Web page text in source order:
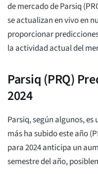
de mercado de Parsiq
se actualizan en vivo en
proporcionar
la actividad actual del
Parsiq (PRQ)
2024
Parsiq, según algunos,
más ha subido este año
para 2024 anticipa un
semestre del año,